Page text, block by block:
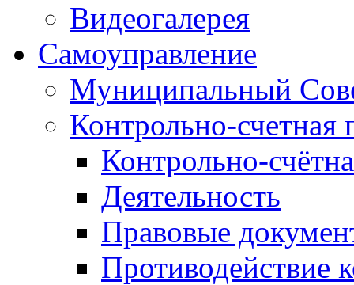
Видеогалерея
Самоуправление
Муниципальный
Контрольно-счетная
Контрольно-
Деятельность
Правовые
Противодействие